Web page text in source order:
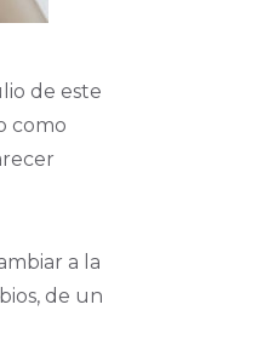
de este
como
a la
de un